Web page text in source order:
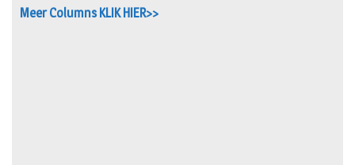
Meer Columns KLIK HIER>>